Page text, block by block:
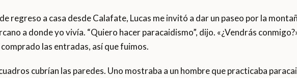
regreso a casa desde Calafate, Lucas me invitó a dar un paseo por la
a donde yo vivía. “Quiero hacer paracaidismo”, dijo. «¿Vendrás
las entradas, así que fuimos.
cubrían las paredes. Uno mostraba a un hombre que practicaba